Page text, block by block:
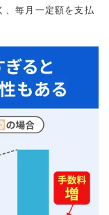
、毎月一定額を支払